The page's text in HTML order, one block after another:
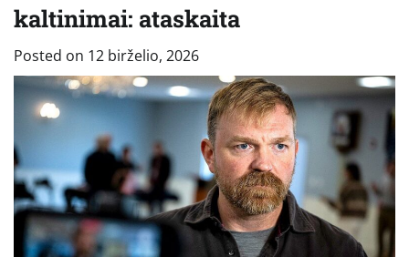
kaltinimai: ataskaita
Posted on 12 birželio, 2026